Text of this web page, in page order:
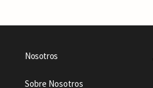
Nosotros
Sobre Nosotros